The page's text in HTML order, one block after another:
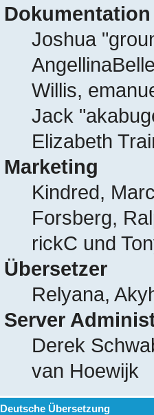
Dokumentation
Joshua
Willis,
Jack
Elizabeth
Marketing
Kindred,
Forsberg,
rickC und
Übersetzer
Relyana,
Server
Derek
van Hoewijk
Deutsche Übersetzung